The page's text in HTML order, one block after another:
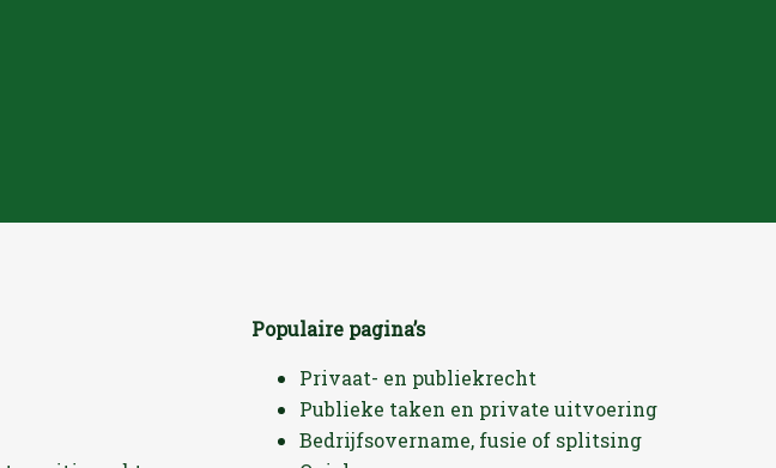
Populaire pagina’s
Privaat- en publiekrecht
Publieke taken en private uitvoering
Bedrijfsovername, fusie of splitsing